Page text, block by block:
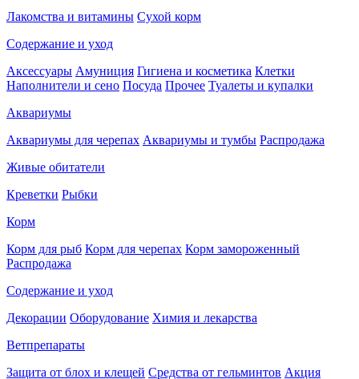
Лакомства и витамины Сухой корм
Содержание и уход
Аксессуары Амуниция Гигиена и косметика Клетки
Наполнители и сено Посуда Прочее Туалеты и купалки
Аквариумы
Аквариумы для черепах Аквариумы и тумбы Распродажа
Живые обитатели
Креветки Рыбки
Корм
Корм для рыб Корм для черепах Корм замороженный
Распродажа
Содержание и уход
Декорации Оборудование Химия и лекарства
Ветпрепараты
Защита от блох и клещей Средства от гельминтов Акция